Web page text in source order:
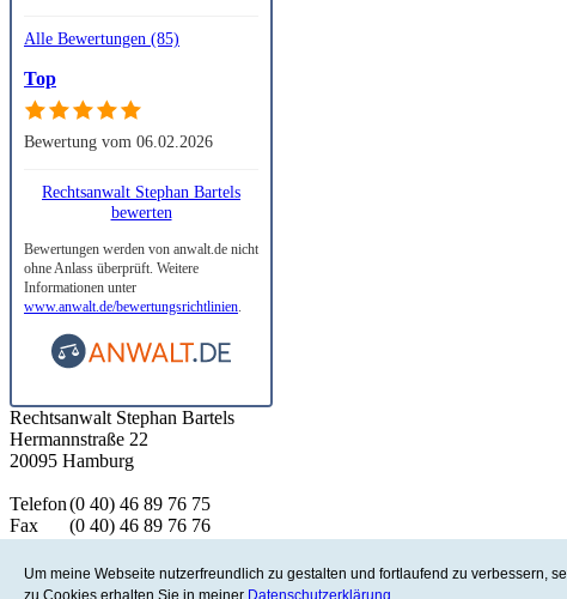
Alle Bewertungen (85)
Top
Bewertung vom 06.02.2026
Rechtsanwalt Stephan Bartels
bewerten
Bewertungen werden von anwalt.de nicht
ohne Anlass überprüft. Weitere
Informationen unter
www.anwalt.de/bewertungsrichtlinien.
Rechtsanwalt Stephan Bartels
Hermannstraße 22
20095 Hamburg
Telefon(0 40) 46 89 76 75
Fax
(0 40) 46 89 76 76
Um meine Webseite nutzerfreundlich zu gestalten und fortlaufend zu verbessern,
zu Cookies erhalten Sie in meiner Datenschutzerklärung